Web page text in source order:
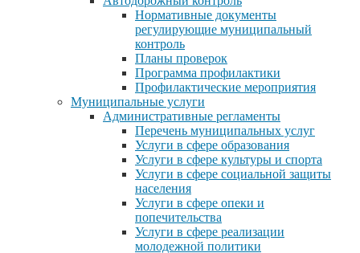
Нормативные документы
регулирующие муниципальный
контроль
Планы проверок
Программа профилактики
Профилактические мероприятия
Муниципальные услуги
Административные регламенты
Перечень муниципальных услуг
Услуги в сфере образования
Услуги в сфере культуры и спорта
Услуги в сфере социальной защиты
населения
Услуги в сфере опеки и
попечительства
Услуги в сфере реализации
молодежной политики